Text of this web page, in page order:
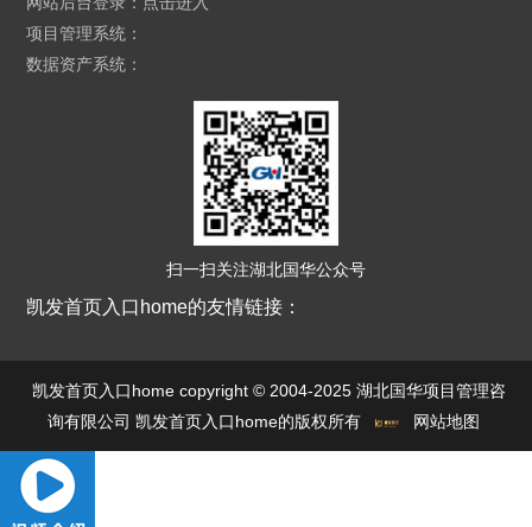
项目管理系统：
数据资产系统：
扫一扫关注湖北国华公众号
凯发首页入口home的友情链接：
凯发首页入口home copyright © 2004-2025 湖北国华项目管理咨
询有限公司 凯发首页入口home的版权所有
网站地图